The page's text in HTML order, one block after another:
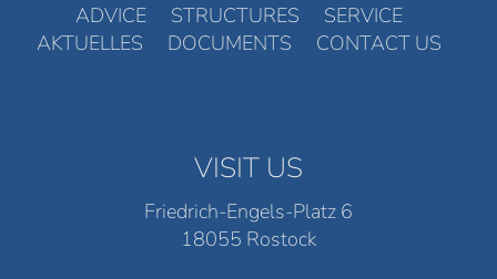
ADVICE STRUCTURES
SERVICE
AKTUELLES
DOCUMENTS CONTACT US
VISIT US
Friedrich-Engels-Platz 6
18055 Rostock